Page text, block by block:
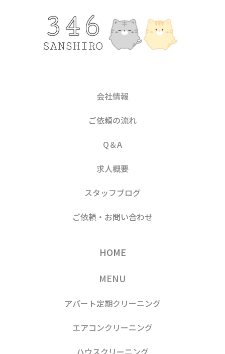
会社情報
ご依頼の流れ
Q＆A
求人概要
スタッフブログ
ご依頼・お問い合わせ
HOME
MENU
アパート定期クリーニング
エアコンクリーニング
ハウスクリーニング